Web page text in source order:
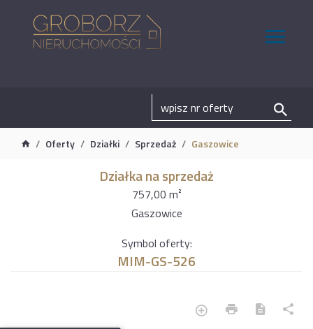
Oferty Działki Sprzedaż Gaszowice
Działka na sprzedaż
757,00 m²
Gaszowice
Symbol oferty:
MIM-GS-526